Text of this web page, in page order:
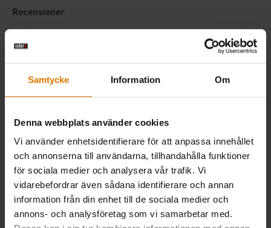
Samtycke Information Om
Denna webbplats använder cookies
Vi använder enhetsidentifierare för att anpassa innehållet
och annonserna till användarna, tillhandahålla funktioner
för sociala medier och analysera vår trafik. Vi
vidarebefordrar även sådana identifierare och annan
information från din enhet till de sociala medier och
annons- och analysföretag som vi samarbetar med.